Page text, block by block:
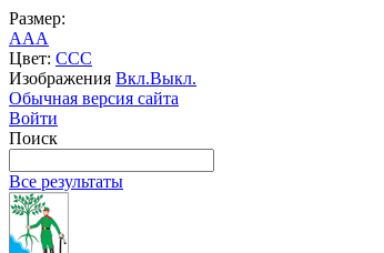
Размер:
AAA
Цвет: CCC
Изображения Вкл.Выкл.
Обычная версия сайта
Войти
Поиск
Все результаты